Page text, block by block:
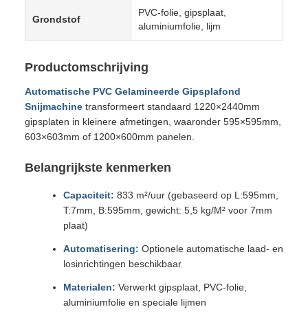
Grondstof
PVC-folie, gipsplaat,
aluminiumfolie, lijm
Productomschrijving
Automatische PVC Gelamineerde Gipsplafond
Snijmachine transformeert standaard 1220×2440mm
gipsplaten in kleinere afmetingen, waaronder 595×595mm,
603×603mm of 1200×600mm panelen.
Belangrijkste kenmerken
Capaciteit: 833 m²/uur (gebaseerd op L:595mm,
T:7mm, B:595mm, gewicht: 5,5 kg/M² voor 7mm
plaat)
Automatisering: Optionele automatische laad- en
losinrichtingen beschikbaar
Materialen: Verwerkt gipsplaat, PVC-folie,
aluminiumfolie en speciale lijmen